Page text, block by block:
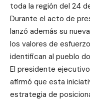
toda la región del 24
Durante el acto de
lanzó además su
los valores de
identifican al pueblo
El presidente
afirmó que esta
estrategia de